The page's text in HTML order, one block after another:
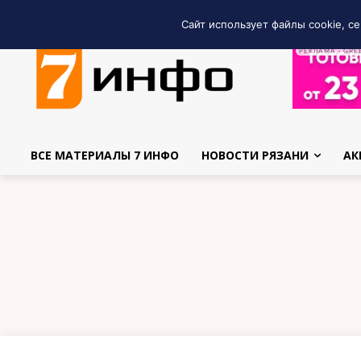
РЕКЛАМА •
ВСЕ МАТЕРИАЛЫ 7 ИНФО НОВОСТИ РЯЗАНИ
Сайт использует файлы cookie,